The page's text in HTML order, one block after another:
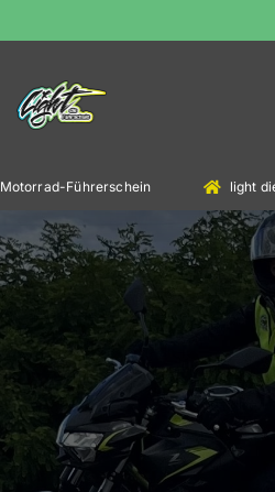
Motorrad-Führerschein light